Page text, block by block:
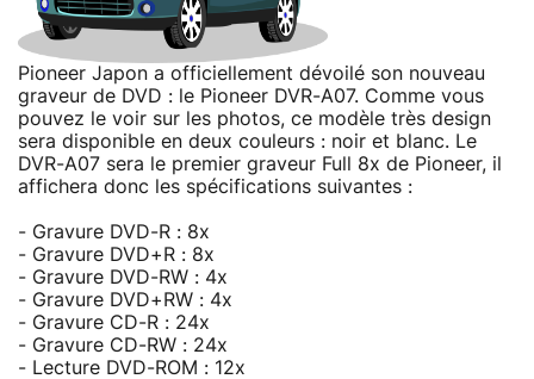
Pioneer Japon a officiellement dévoilé son nouveau
graveur de DVD : le Pioneer DVR-A07. Comme vous
pouvez le voir sur les photos, ce modèle très design
sera disponible en deux couleurs : noir et blanc. Le
DVR-A07 sera le premier graveur Full 8x de Pioneer, il
affichera donc les spécifications suivantes :
- Gravure DVD-R : 8x
- Gravure DVD+R : 8x
- Gravure DVD-RW : 4x
- Gravure DVD+RW : 4x
- Gravure CD-R : 24x
- Gravure CD-RW : 24x
- Lecture DVD-ROM : 12x